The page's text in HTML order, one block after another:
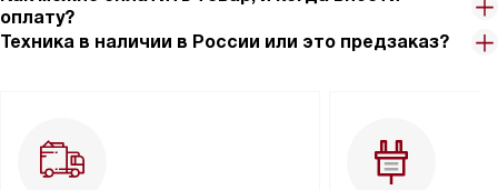
оплату?
Техника в наличии в России или это предзаказ?